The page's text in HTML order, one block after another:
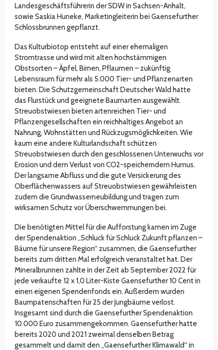
Landesgeschäftsführerin der SDW in Sachsen-Anhalt,
sowie Saskia Huneke, Marketingleiterin bei Gaensefurther
Schlossbrunnen gepflanzt.
Das Kulturbiotop entsteht auf einer ehemaligen
Stromtrasse und wird mit alten hochstämmigen
Obstsorten – Äpfel, Birnen, Pflaumen – zukünftig
Lebensraum für mehr als 5.000 Tier- und Pflanzenarten
bieten. Die Schutzgemeinschaft Deutscher Wald hatte
das Flurstück und geeignete Baumarten ausgewählt.
Streuobstwiesen bieten artenreichen Tier- und
Pflanzengesellschaften ein reichhaltiges Angebot an
Nahrung, Wohnstätten und Rückzugsmöglichkeiten. Wie
kaum eine andere Kulturlandschaft schützen
Streuobstwiesen durch den geschlossenen Unterwuchs vor
Erosion und dem Verlust von CO2-speicherndem Humus.
Der langsame Abfluss und die gute Versickerung des
Oberflächenwassers auf Streuobstwiesen gewährleisten
zudem die Grundwasserneubildung und tragen zum
wirksamen Schutz vor Überschwemmungen bei.
Die benötigten Mittel für die Aufforstung kamen im Zuge
der Spendenaktion „Schluck für Schluck Zukunft pflanzen –
Bäume für unsere Region“ zusammen, die Gaensefurther
bereits zum dritten Mal erfolgreich veranstaltet hat. Der
Mineralbrunnen zahlte in der Zeit ab September 2022 für
jede verkaufte 12 x 1,0 Liter-Kiste Gaensefurther 10 Cent in
einen eigenen Spendenfonds ein. Außerdem wurden
Baumpatenschaften für 25 der Jungbäume verlost.
Insgesamt sind durch die Gaensefurther Spendenaktion
10.000 Euro zusammengekommen. Gaensefurther hatte
bereits 2020 und 2021 zweimal denselben Betrag
gesammelt und damit den „Gaensefurther Klimawald“ in